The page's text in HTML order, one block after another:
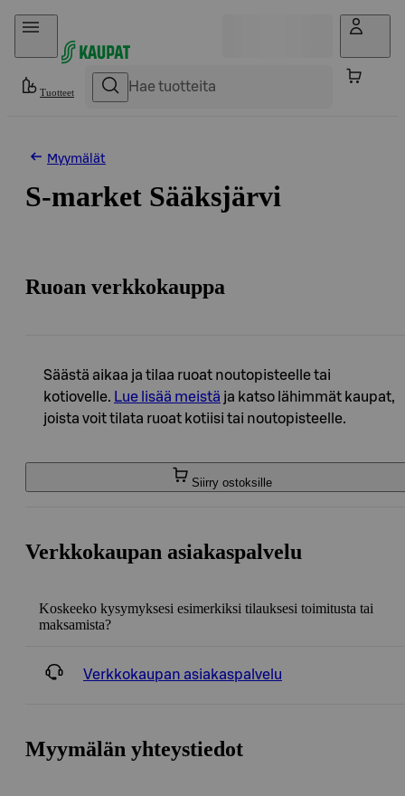
Hyppää sisältöön
Tuotteet
Myymälät
S-market Sääksjärvi
Ruoan verkkokauppa
Säästä aikaa ja tilaa ruoat noutopisteelle tai
kotiovelle. Lue lisää meistä ja katso lähimmät kaupat,
joista voit tilata ruoat kotiisi tai noutopisteelle.
Siirry ostoksille
Verkkokaupan asiakaspalvelu
Koskeeko kysymyksesi esimerkiksi tilauksesi toimitusta tai
maksamista?
Verkkokaupan asiakaspalvelu
Myymälän yhteystiedot